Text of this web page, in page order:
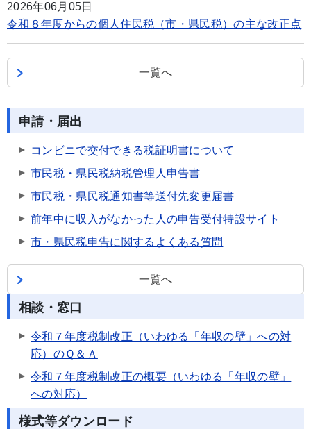
2026年06月05日
令和８年度からの個人住民税（市・県民税）の主な改正点
一覧へ
申請・届出
コンビニで交付できる税証明書について
市民税・県民税納税管理人申告書
市民税・県民税通知書等送付先変更届書
前年中に収入がなかった人の申告受付特設サイト
市・県民税申告に関するよくある質問
一覧へ
相談・窓口
令和７年度税制改正（いわゆる「年収の壁」への対
応）のＱ＆Ａ
令和７年度税制改正の概要（いわゆる「年収の壁」
への対応）
様式等ダウンロード